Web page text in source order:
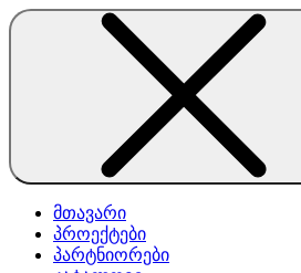
მთავარი
პროექტები
პარტნიორები